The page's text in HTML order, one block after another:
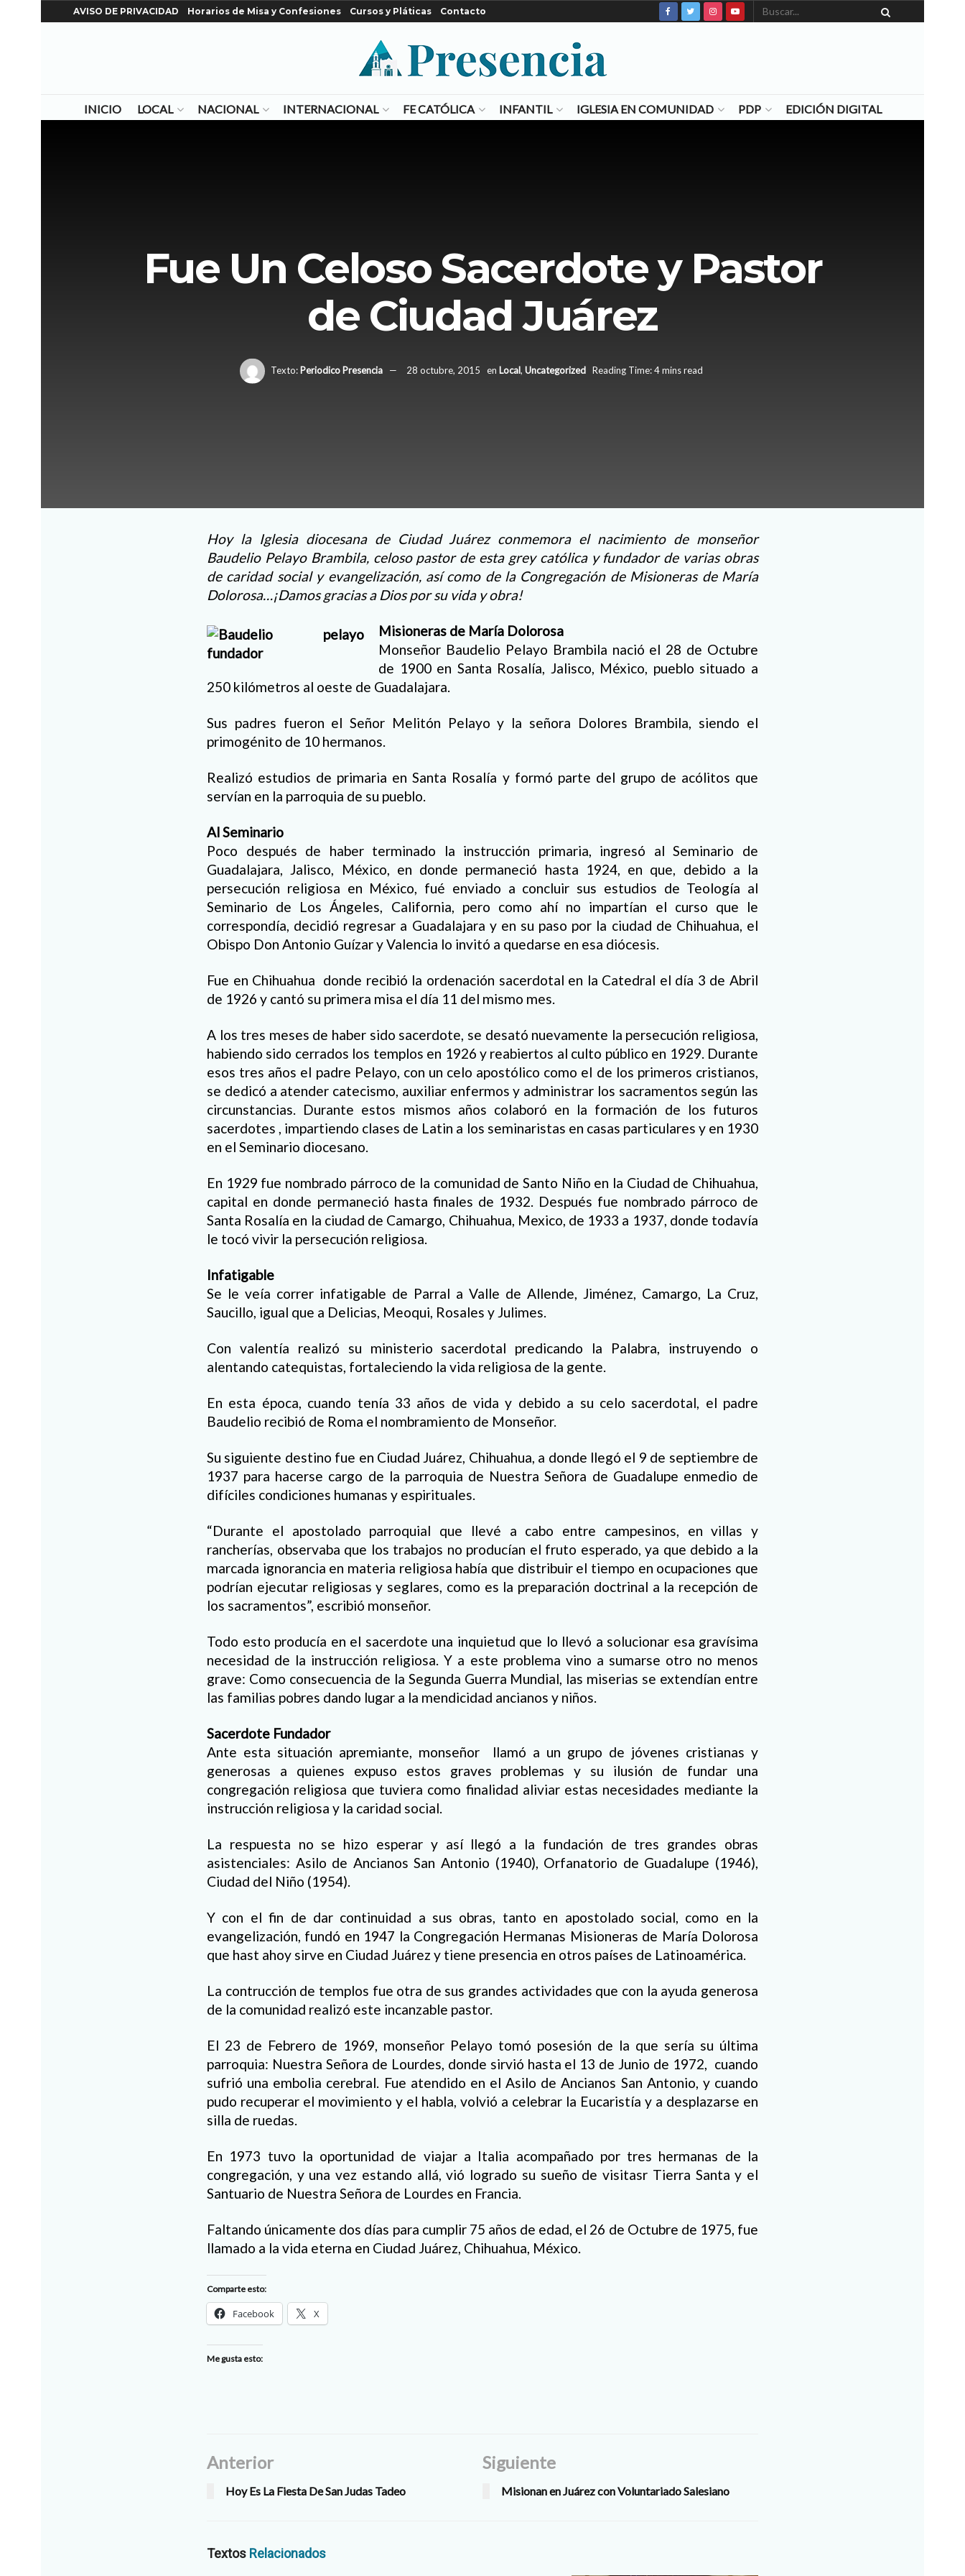
AVISO DE PRIVACIDAD Horarios de Misa y Confesiones Cursos y Pláticas Contacto
INICIO LOCAL NACIONAL INTERNACIONAL FE CATÓLICA INFANTIL IGLESIA EN COMUNIDAD PDP EDICIÓN DIGITAL
Fue Un Celoso Sacerdote y Pastor
de Ciudad Juárez
Texto:Periodico Presencia 28 octubre, 2015 en Local, Uncategorized Reading Time: 4 mins read
Hoy la Iglesia diocesana de Ciudad Juárez conmemora el nacimiento de monseñor
Baudelio Pelayo Brambila, celoso pastor de esta grey católica y fundador de varias obras
de caridad social y evangelización, así como de la Congregación de Misioneras de María
Dolorosa…¡Damos gracias a Dios por su vida y obra!
Misioneras de María Dolorosa
Monseñor Baudelio Pelayo Brambila nació el 28 de Octubre
de 1900 en Santa Rosalía, Jalisco, México, pueblo situado a
250 kilómetros al oeste de Guadalajara.
Sus padres fueron el Señor Melitón Pelayo y la señora Dolores Brambila, siendo el
primogénito de 10 hermanos.
Realizó estudios de primaria en Santa Rosalía y formó parte del grupo de acólitos que
servían en la parroquia de su pueblo.
Al Seminario
Poco después de haber terminado la instrucción primaria, ingresó al Seminario de
Guadalajara, Jalisco, México, en donde permaneció hasta 1924, en que, debido a la
persecución religiosa en México, fué enviado a concluir sus estudios de Teología al
Seminario de Los Ángeles, California, pero como ahí no impartían el curso que le
correspondía, decidió regresar a Guadalajara y en su paso por la ciudad de Chihuahua, el
Obispo Don Antonio Guízar y Valencia lo invitó a quedarse en esa diócesis.
Fue en Chihuahua donde recibió la ordenación sacerdotal en la Catedral el día 3 de Abril
de 1926 y cantó su primera misa el día 11 del mismo mes.
A los tres meses de haber sido sacerdote, se desató nuevamente la persecución religiosa,
habiendo sido cerrados los templos en 1926 y reabiertos al culto público en 1929. Durante
esos tres años el padre Pelayo, con un celo apostólico como el de los primeros cristianos,
se dedicó a atender catecismo, auxiliar enfermos y administrar los sacramentos según las
circunstancias. Durante estos mismos años colaboró en la formación de los futuros
sacerdotes , impartiendo clases de Latin a los seminaristas en casas particulares y en 1930
en el Seminario diocesano.
En 1929 fue nombrado párroco de la comunidad de Santo Niño en la Ciudad de Chihuahua,
capital en donde permaneció hasta finales de 1932. Después fue nombrado párroco de
Santa Rosalía en la ciudad de Camargo, Chihuahua, Mexico, de 1933 a 1937, donde todavía
le tocó vivir la persecución religiosa.
Infatigable
Se le veía correr infatigable de Parral a Valle de Allende, Jiménez, Camargo, La Cruz,
Saucillo, igual que a Delicias, Meoqui, Rosales y Julimes.
Con valentía realizó su ministerio sacerdotal predicando la Palabra, instruyendo o
alentando catequistas, fortaleciendo la vida religiosa de la gente.
En esta época, cuando tenía 33 años de vida y debido a su celo sacerdotal, el padre
Baudelio recibió de Roma el nombramiento de Monseñor.
Su siguiente destino fue en Ciudad Juárez, Chihuahua, a donde llegó el 9 de septiembre de
1937 para hacerse cargo de la parroquia de Nuestra Señora de Guadalupe enmedio de
difíciles condiciones humanas y espirituales.
“Durante el apostolado parroquial que llevé a cabo entre campesinos, en villas y
rancherías, observaba que los trabajos no producían el fruto esperado, ya que debido a la
marcada ignorancia en materia religiosa había que distribuir el tiempo en ocupaciones que
podrían ejecutar religiosas y seglares, como es la preparación doctrinal a la recepción de
los sacramentos”, escribió monseñor.
Todo esto producía en el sacerdote una inquietud que lo llevó a solucionar esa gravísima
necesidad de la instrucción religiosa. Y a este problema vino a sumarse otro no menos
grave: Como consecuencia de la Segunda Guerra Mundial, las miserias se extendían entre
las familias pobres dando lugar a la mendicidad ancianos y niños.
Sacerdote Fundador
Ante esta situación apremiante, monseñor llamó a un grupo de jóvenes cristianas y
generosas a quienes expuso estos graves problemas y su ilusión de fundar una
congregación religiosa que tuviera como finalidad aliviar estas necesidades mediante la
instrucción religiosa y la caridad social.
La respuesta no se hizo esperar y así llegó a la fundación de tres grandes obras
asistenciales: Asilo de Ancianos San Antonio (1940), Orfanatorio de Guadalupe (1946),
Ciudad del Niño (1954).
Y con el fin de dar continuidad a sus obras, tanto en apostolado social, como en la
evangelización, fundó en 1947 la Congregación Hermanas Misioneras de María Dolorosa
que hast ahoy sirve en Ciudad Juárez y tiene presencia en otros países de Latinoamérica.
La contrucción de templos fue otra de sus grandes actividades que con la ayuda generosa
de la comunidad realizó este incanzable pastor.
El 23 de Febrero de 1969, monseñor Pelayo tomó posesión de la que sería su última
parroquia: Nuestra Señora de Lourdes, donde sirvió hasta el 13 de Junio de 1972, cuando
sufrió una embolia cerebral. Fue atendido en el Asilo de Ancianos San Antonio, y cuando
pudo recuperar el movimiento y el habla, volvió a celebrar la Eucaristía y a desplazarse en
silla de ruedas.
En 1973 tuvo la oportunidad de viajar a Italia acompañado por tres hermanas de la
congregación, y una vez estando allá, vió logrado su sueño de visitasr Tierra Santa y el
Santuario de Nuestra Señora de Lourdes en Francia.
Faltando únicamente dos días para cumplir 75 años de edad, el 26 de Octubre de 1975, fue
llamado a la vida eterna en Ciudad Juárez, Chihuahua, México.
Comparte esto:
Facebook X
Me gusta esto:
Anterior
Hoy Es La Fiesta De San Judas Tadeo
Siguiente
Misionan en Juárez con Voluntariado Salesiano
Textos Relacionados